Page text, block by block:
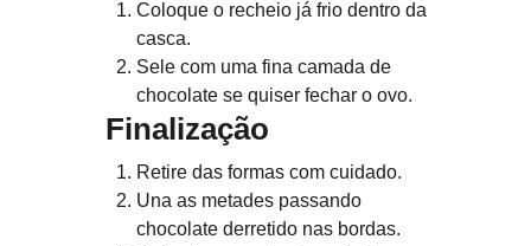
Coloque o recheio já frio dentro da
casca.
Sele com uma fina camada de
chocolate se quiser fechar o ovo.
Finalização
Retire das formas com cuidado.
Una as metades passando
chocolate derretido nas bordas.